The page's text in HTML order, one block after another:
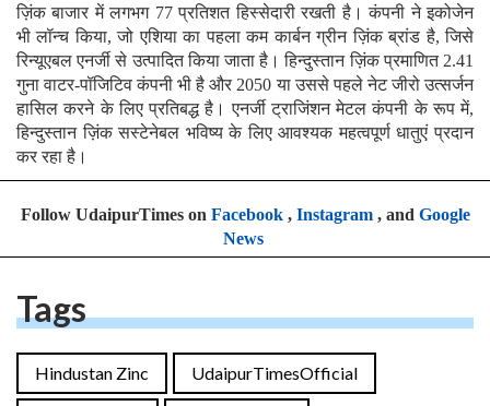
ज़िंक बाजार में लगभग 77 प्रतिशत हिस्सेदारी रखती है। कंपनी ने इकोजेन
भी लॉन्च किया, जो एशिया का पहला कम कार्बन ग्रीन ज़िंक ब्रांड है, जिसे
रिन्यूएबल एनर्जी से उत्पादित किया जाता है। हिन्दुस्तान ज़िंक प्रमाणित 2.41
गुना वाटर-पॉजिटिव कंपनी भी है और 2050 या उससे पहले नेट जीरो उत्सर्जन
हासिल करने के लिए प्रतिबद्ध है। एनर्जी ट्राजिंशन मेटल कंपनी के रूप में,
हिन्दुस्तान ज़िंक सस्टेनेबल भविष्य के लिए आवश्यक महत्वपूर्ण धातुएं प्रदान
कर रहा है।
Follow UdaipurTimes on Facebook, Instagram, and Google
News
Tags
Hindustan Zinc UdaipurTimesOfficial